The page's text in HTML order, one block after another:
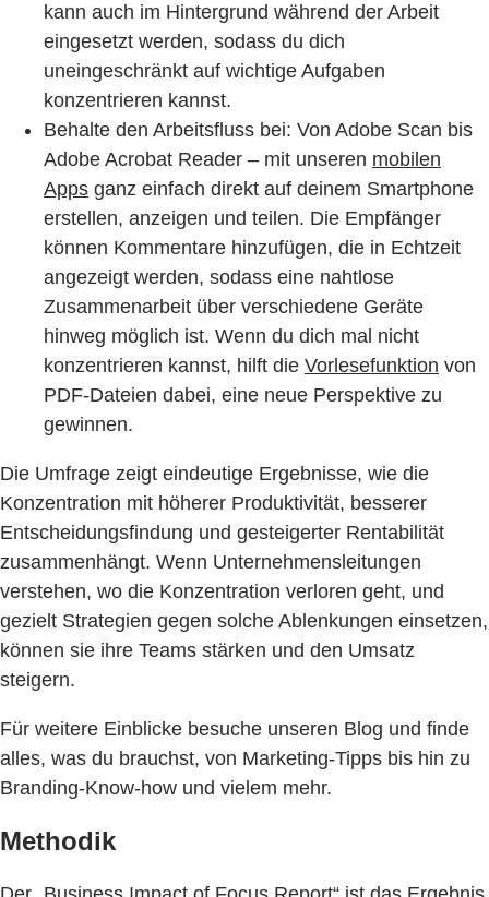
kann auch im Hintergrund während der Arbeit
eingesetzt werden, sodass du dich
uneingeschränkt auf wichtige Aufgaben
konzentrieren kannst.
Behalte den Arbeitsfluss bei: Von Adobe Scan bis
Adobe Acrobat Reader – mit unseren mobilen
Apps ganz einfach direkt auf deinem Smartphone
erstellen, anzeigen und teilen. Die Empfänger
können Kommentare hinzufügen, die in Echtzeit
angezeigt werden, sodass eine nahtlose
Zusammenarbeit über verschiedene Geräte
hinweg möglich ist. Wenn du dich mal nicht
konzentrieren kannst, hilft die Vorlesefunktion von
PDF-Dateien dabei, eine neue Perspektive zu
gewinnen.
Die Umfrage zeigt eindeutige Ergebnisse, wie die
Konzentration mit höherer Produktivität, besserer
Entscheidungsfindung und gesteigerter Rentabilität
zusammenhängt. Wenn Unternehmensleitungen
verstehen, wo die Konzentration verloren geht, und
gezielt Strategien gegen solche Ablenkungen einsetzen,
können sie ihre Teams stärken und den Umsatz
steigern.
Für weitere Einblicke besuche unseren Blog und finde
alles, was du brauchst, von Marketing-Tipps bis hin zu
Branding-Know-how und vielem mehr.
Methodik